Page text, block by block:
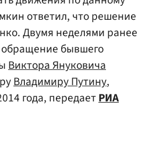
ответил, что решение
Двумя неделями ранее
бывшего
Виктора Януковича
Владимиру Путину,
года, передаетРИА